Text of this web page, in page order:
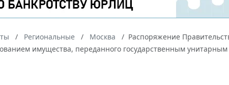
Региональные Москва
Распоряжение
имущества, переданного государственным